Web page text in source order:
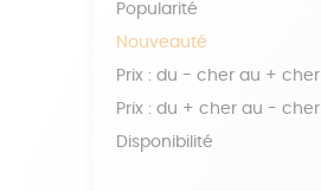
Popularité
Nouveauté
Prix : du - cher au + cher
Prix : du + cher au - cher
Disponibilité